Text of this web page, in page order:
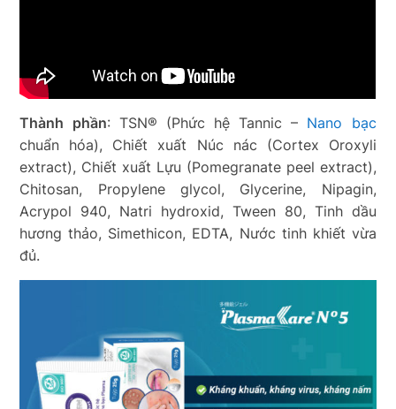
Thành phần: TSN® (Phức hệ Tannic – Nano bạc
chuẩn hóa), Chiết xuất Núc nác (Cortex Oroxyli
extract), Chiết xuất Lựu (Pomegranate peel extract),
Chitosan, Propylene glycol, Glycerine, Nipagin,
Acrypol 940, Natri hydroxid, Tween 80, Tinh dầu
hương thảo, Simethicon, EDTA, Nước tinh khiết vừa
đủ.